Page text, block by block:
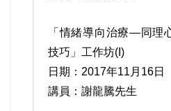
「情緒導向治療—同理
技巧」工作坊(I)
日期：2017年11月16日
講員：謝龍騰先生